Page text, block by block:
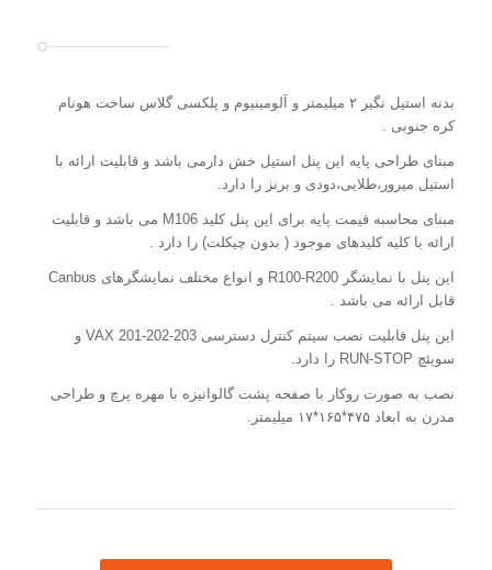
بدنه استیل نگیر ۲ میلیمتر و آلومینیوم و پلکسی گلاس ساخت هونام
کره جنوبی .
مبنای طراحی پایه این پنل استیل خش دارمی باشد و قابلیت ارائه با
استیل میرور،طلایی،دودی و برنز را دارد.
مبنای محاسبه قیمت پایه برای این پنل کلید M106 می باشد و قابلیت
ارائه با کلیه کلیدهای موجود ( بدون چیکلت) را دارد .
این پنل با نمایشگر R100-R200 و انواع مختلف نمایشگرهای Canbus
قابل ارائه می باشد .
این پنل قابلیت نصب سیتم کنترل دسترسی VAX 201-202-203 و
سویئچ RUN-STOP را دارد.
نصب به صورت روکار با صفحه پشت گالوانیزه با مهره پرچ و طراحی
مدرن به ابعاد ۴۷۵*۱۶۵*۱۷ میلیمتر.